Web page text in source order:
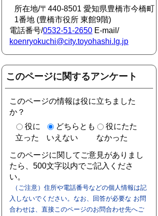
所在地/〒440-8501 愛知県豊橋市今橋町
1番地 (豊橋市役所 東館9階)
電話番号/0532-51-2650 E-mail/
koenryokuchi@city.toyohashi.lg.jp
このページに関するアンケート
このページの情報は役に立ちました
か？
役に
立った
どちらとも
いえない
役にたた
なかった
このページに関してご意見がありまし
たら、500文字以内でご記入くださ
い。
（ご注意）住所や電話番号などの個人情報は記
入しないでください。なお、回答が必要な お問
合わせは、直接このページのお問合わせ先へご